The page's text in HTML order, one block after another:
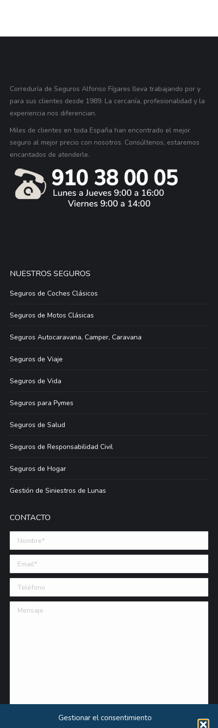
Gestionar el consentimiento
Correduría de Seguros Alfonso Fígares lleva trabajando por y
para sus clientes desde 1989. La cercanía, profesionalidad y la
experiencia nos diferencian.
Miles de clientes en toda España han encontrado el mejor
seguro al mejor precio con nosotros. Consúltenos, estaremos
encantados de atenderle.
NUESTROS SEGUROS
Seguros de Coches Clásicos
Seguros de Motos Clásicas
Seguros Autocaravana, Camper, Caravana
Seguros de Viaje
Seguros de Vida
Seguros para Pymes
Seguros de Salud
Seguros de Responsabilidad Civil
Seguros de Hogar
Gestión de Siniestros de Lunas
CONTACTO
Nombre *
Email (requerido)
Teléfono
Mensaje